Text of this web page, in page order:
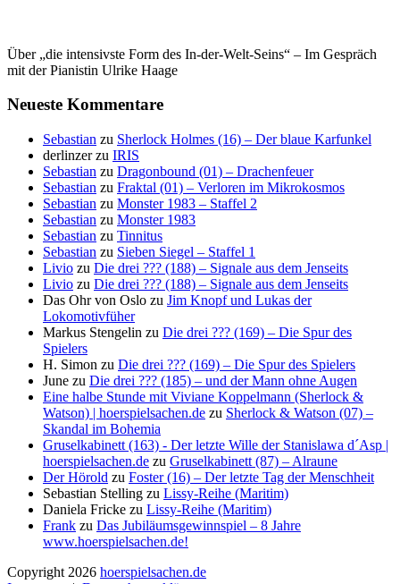
Über „die intensivste Form des In-der-Welt-Seins“ – Im Gespräch
mit der Pianistin Ulrike Haage
Neueste Kommentare
Sebastian zu Sherlock Holmes (16) – Der blaue Karfunkel
derlinzerzu IRIS
Sebastian zu Dragonbound (01) – Drachenfeuer
Sebastian zu Fraktal (01) – Verloren im Mikrokosmos
Sebastian zu Monster 1983 – Staffel 2
Sebastian zu Monster 1983
Sebastian zu Tinnitus
Sebastian zu Sieben Siegel – Staffel 1
Livio zu Die drei ??? (188) – Signale aus dem Jenseits
Livio zu Die drei ??? (188) – Signale aus dem Jenseits
Das Ohr von Oslo zu Jim Knopf und Lukas der
Lokomotivfüher
Markus Stengelin zu Die drei ??? (169) – Die Spur des
Spielers
H. Simon zu Die drei ??? (169) – Die Spur des Spielers
June zu Die drei ??? (185) – und der Mann ohne Augen
Eine halbe Stunde mit Viviane Koppelmann (Sherlock &
Watson) | hoerspielsachen.de zu Sherlock & Watson (07) –
Skandal im Bohemia
Gruselkabinett (163) - Der letzte Wille der Stanislawa d´Asp |
hoerspielsachen.de zu Gruselkabinett (87) – Alraune
Der Hörold zu Foster (16) – Der letzte Tag der Menschheit
Sebastian Stelling zu Lissy-Reihe (Maritim)
Daniela Fricke zu Lissy-Reihe (Maritim)
Frank zu Das Jubiläumsgewinnspiel – 8 Jahre
www.hoerspielsachen.de!
Copyright 2026 hoerspielsachen.de